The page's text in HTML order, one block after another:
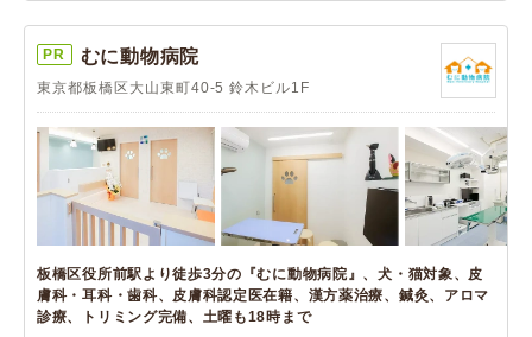
PR むに動物病院
東京都板橋区大山東町40-5 鈴木ビル1F
板橋区役所前駅より徒歩3分の『むに動物病院』、犬・猫対象、皮
膚科・耳科・歯科、皮膚科認定医在籍、漢方薬治療、鍼灸、アロマ
診療、トリミング完備、土曜も18時まで